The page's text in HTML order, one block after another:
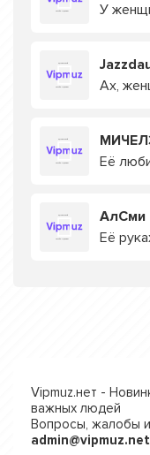
У
Ах,
Её
АлСми
Её
Vipmuz.нет -
важных людей
Вопросы, жалобы
admin@vipmuz.net